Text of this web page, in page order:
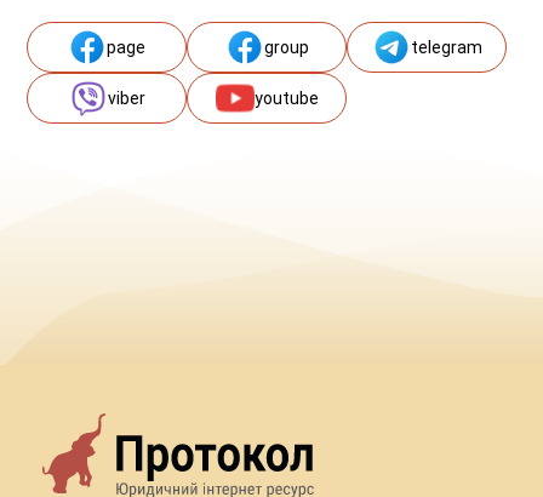
page group telegram
viber youtube